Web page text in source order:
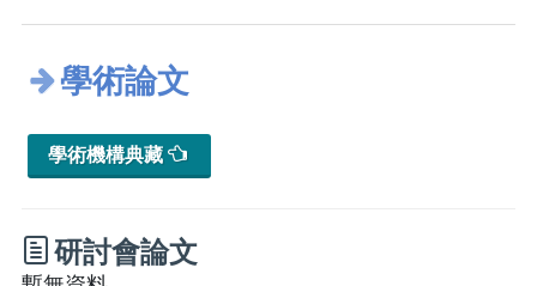
學術論文
學術機構典藏
研討會論文